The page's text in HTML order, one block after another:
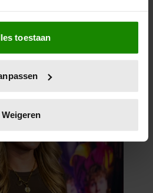
we ook graag:
over uw geografische
meter nauwkeurig kan zijn
eigenschappen (fingerprinting)
in het
content en advertenties te
voor social media te bieden
toestaan
Weigeren